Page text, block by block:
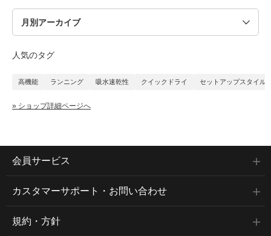
人気のタグ
高機能 ランニング 吸水速乾性 クイックドライ セットアップスタイル
» ショップ詳細ページへ
会員サービス
カスタマーサポート・お問い合わせ
規約・方針